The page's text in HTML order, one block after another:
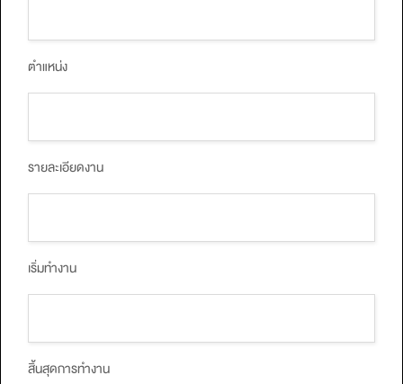
ตำแหน่ง
รายละเอียดงาน
เริ่มทำงาน
สิ้นสุดการทำงาน